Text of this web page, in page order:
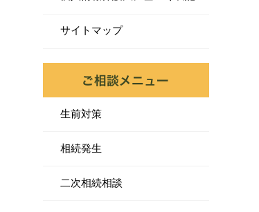
サイトマップ
生前対策
相続発生
二次相続相談